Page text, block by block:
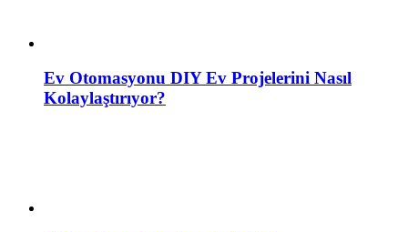
Ev Otomasyonu DIY Ev Projelerini Nasıl
Kolaylaştırıyor?